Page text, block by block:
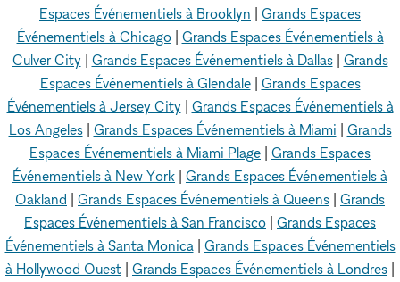
Espaces Événementiels à Brooklyn
Grands Espaces
Événementiels à Chicago| Grands Espaces Événementiels à
Culver City
Grands Espaces Événementiels à Dallas| Grands
Espaces Événementiels à Glendale| Grands Espaces
Événementiels à Jersey City
Grands Espaces Événementiels à
Los Angeles| Grands Espaces Événementiels à Miami
Grands
Espaces Événementiels à Miami Plage Grands Espaces
Événementiels à New York Grands Espaces Événementiels à
Oakland
Grands Espaces Événementiels à Queens Grands
Espaces Événementiels à San Francisco Grands Espaces
Événementiels à Santa Monica| Grands Espaces Événementiels
à Hollywood Ouest Grands Espaces Événementiels à Londres